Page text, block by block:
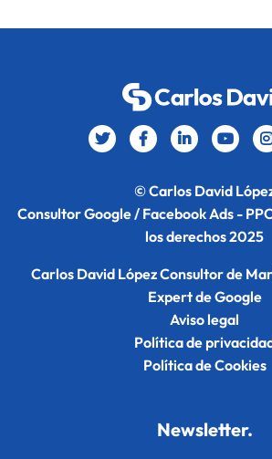
© Carlos David
Consultor Google / Facebook Ads -
los derechos 2025
Carlos David López Consultor de
Expert de Google
Aviso legal
Política de
Política de Cookies
Newsletter.